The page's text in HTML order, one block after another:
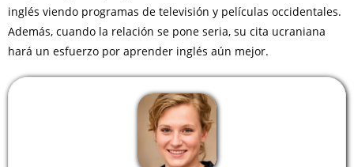
inglés viendo programas de televisión y películas occidentales.
Además, cuando la relación se pone seria, su cita ucraniana
hará un esfuerzo por aprender inglés aún mejor.